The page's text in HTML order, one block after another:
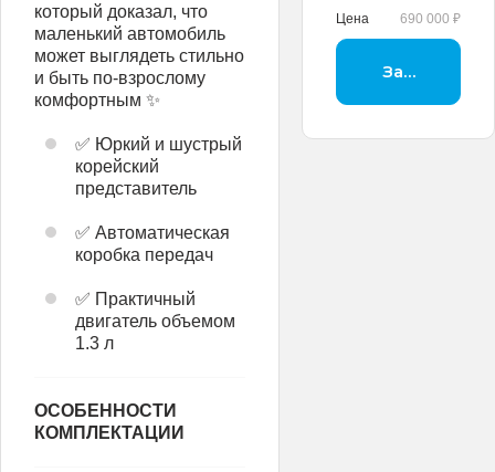
который доказал, что
маленький автомобиль
может выглядеть стильно
и быть по-взрослому
комфортным ✨
✅ Юркий и шустрый
корейский
представитель
✅ Автоматическая
коробка передач
✅ Практичный
двигатель объемом
1.3 л
ОСОБЕННОСТИ
КОМПЛЕКТАЦИИ
Цена 690 000 ₽